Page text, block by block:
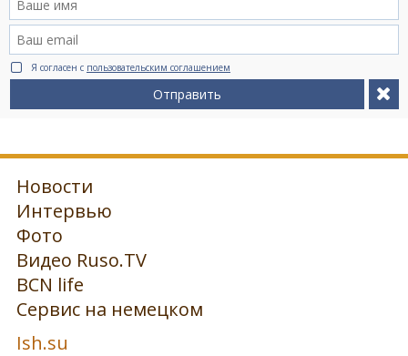
Я согласен с пользовательским соглашением
Отправить
Новости
Интервью
Фото
Видео Ruso.TV
BCN life
Сервис на немецком
Ish.su